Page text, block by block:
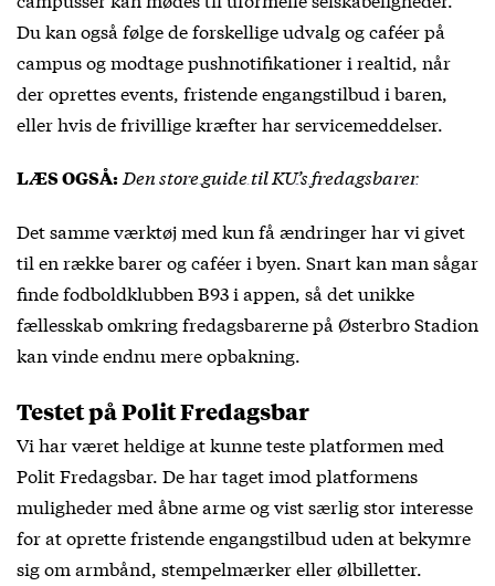
Du kan også følge de forskellige udvalg og caféer på
campus og modtage pushnotifikationer i realtid, når
der oprettes events, fristende engangstilbud i baren,
eller hvis de frivillige kræfter har servicemeddelser.
LÆS OGSÅ: Den store guide til KU’s fredagsbarer
Det samme værktøj med kun få ændringer har vi givet
til en række barer og caféer i byen. Snart kan man sågar
finde fodboldklubben B93 i appen, så det unikke
fællesskab omkring fredagsbarerne på Østerbro Stadion
kan vinde endnu mere opbakning.
Testet på Polit Fredagsbar
Vi har været heldige at kunne teste platformen med
Polit Fredagsbar. De har taget imod platformens
muligheder med åbne arme og vist særlig stor interesse
for at oprette fristende engangstilbud uden at bekymre
sig om armbånd, stempelmærker eller ølbilletter.